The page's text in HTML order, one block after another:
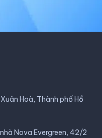
Hoà, Thành phố Hồ
Nova Evergreen, 42/2